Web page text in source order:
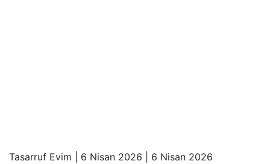
Tasarruf Evim 6 Nisan 2026
6 Nisan 2026